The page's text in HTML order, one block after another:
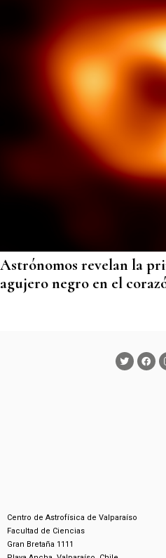
Astrónomos revelan la
agujero negro en el
Centro de Astrofísica de Valparaíso
Facultad de Ciencias
Gran Bretaña 1111